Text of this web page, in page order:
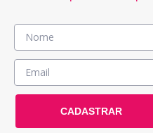
Vinhos >
País / Região >
Le Club >
Almalarga
POR:
CADASTRAR